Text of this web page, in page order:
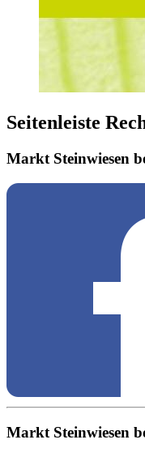
Seitenleiste
Markt Steinwiesen
Markt Steinwiesen